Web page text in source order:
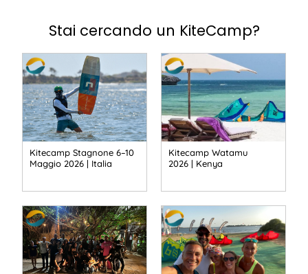
Stai cercando un KiteCamp?
Kitecamp Stagnone 6–10
Maggio 2026 | Italia
Kitecamp Watamu
2026 | Kenya